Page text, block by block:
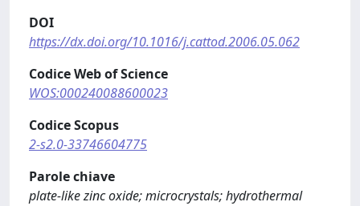
DOI
https://dx.doi.org/10.1016/j.cattod.2006.05.062
Codice Web of Science
WOS:000240088600023
Codice Scopus
2-s2.0-33746604775
Parole chiave
plate-like zinc oxide; microcrystals; hydrothermal